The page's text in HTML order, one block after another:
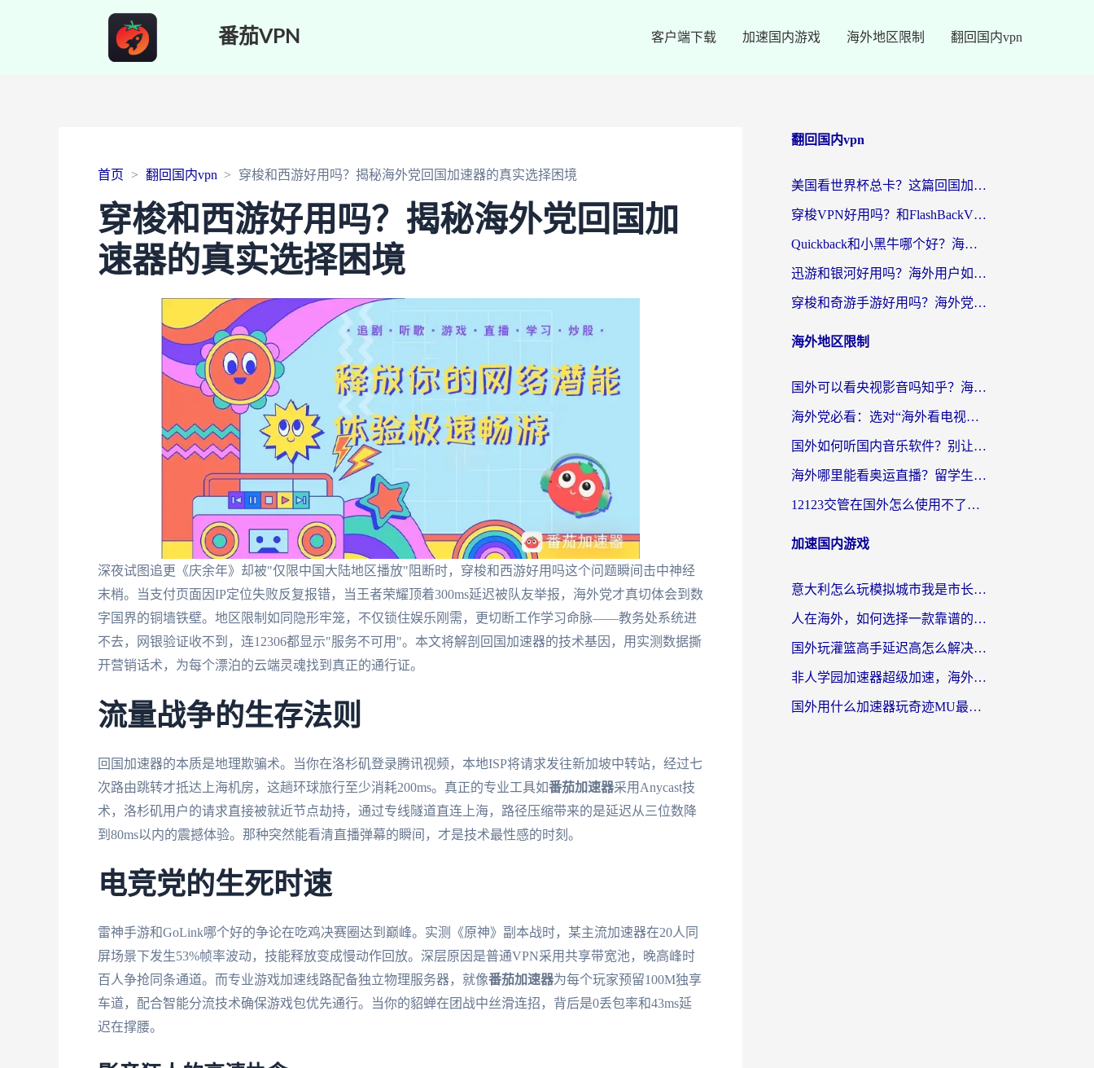
番茄VPN 客户端下载 加速国内游戏 海外地区限制 翻回国内vpn
首页 翻回国内vpn 穿梭和西游好用吗？揭秘海外党回国加速器的真实选择困境
穿梭和西游好用吗？揭秘海外党回国加
速器的真实选择困境
深夜试图追更《庆余年》却被"仅限中国大陆地区播放"阻断时，穿梭和西游好用吗这个问题瞬间击中神经
末梢。当支付页面因IP定位失败反复报错，当王者荣耀顶着300ms延迟被队友举报，海外党才真切体会到数
字国界的铜墙铁壁。地区限制如同隐形牢笼，不仅锁住娱乐刚需，更切断工作学习命脉——教务处系统进
不去，网银验证收不到，连12306都显示"服务不可用"。本文将解剖回国加速器的技术基因，用实测数据撕
开营销话术，为每个漂泊的云端灵魂找到真正的通行证。
流量战争的生存法则
回国加速器的本质是地理欺骗术。当你在洛杉矶登录腾讯视频，本地ISP将请求发往新加坡中转站，经过七
次路由跳转才抵达上海机房，这趟环球旅行至少消耗200ms。真正的专业工具如番茄加速器采用Anycast技
术，洛杉矶用户的请求直接被就近节点劫持，通过专线隧道直连上海，路径压缩带来的是延迟从三位数降
到80ms以内的震撼体验。那种突然能看清直播弹幕的瞬间，才是技术最性感的时刻。
电竞党的生死时速
雷神手游和GoLink哪个好的争论在吃鸡决赛圈达到巅峰。实测《原神》副本战时，某主流加速器在20人同
屏场景下发生53%帧率波动，技能释放变成慢动作回放。深层原因是普通VPN采用共享带宽池，晚高峰时
百人争抢同条通道。而专业游戏加速线路配备独立物理服务器，就像番茄加速器为每个玩家预留100M独享
车道，配合智能分流技术确保游戏包优先通行。当你的貂蝉在团战中丝滑连招，背后是0丢包率和43ms延
迟在撑腰。
翻回国内vpn
美国看世界杯总卡？这篇回国加速器指南帮你无缝刷国内资源（附苹果手机VPN设置步骤）
穿梭VPN好用吗？和FlashBackVPN对比哪个回国效果更好？
Quickback和小黑牛哪个好？海外党亲测指南，选对回国加速器秒回国内
迅游和银河好用吗？海外用户如何选择回国加速器实现无缝访问国内资源
穿梭和奇游手游好用吗？海外党亲测3款回国加速器，附蜜蜂加速器七天试用攻略
海外地区限制
国外可以看央视影音吗知乎？海外党亲测有效的回国加速方案
海外党必看：选对“海外看电视剧软件”，再也不用愁国内剧刷不了
国外如何听国内音乐软件？别让地域限制，断了你的中文歌单
海外哪里能看奥运直播？留学生&海外华人必看的体育赛事观赛终极指南
12123交管在国外怎么使用不了？海外华人必看的无缝访问国内资源指南
加速国内游戏
意大利怎么玩模拟城市我是市长？海外党国服游戏加速终极攻略（附三国3量子特攻解决办法）
人在海外，如何选择一款靠谱的玩剑灵2加速器？
国外玩灌篮高手延迟高怎么解决？海外玩家国服游戏加速终极指南
非人学园加速器超级加速，海外玩家重返国服的通行证
国外用什么加速器玩奇迹MU最好？2026海外玩家国服游戏加速全攻略